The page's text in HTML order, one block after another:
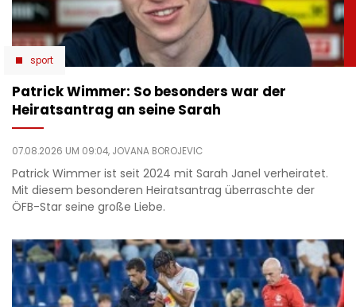
sport
Patrick Wimmer: So besonders war der
Heiratsantrag an seine Sarah
07.08.2026 UM 09:04, JOVANA BOROJEVIC
Patrick Wimmer ist seit 2024 mit Sarah Janel verheiratet.
Mit diesem besonderen Heiratsantrag überraschte der
ÖFB-Star seine große Liebe.